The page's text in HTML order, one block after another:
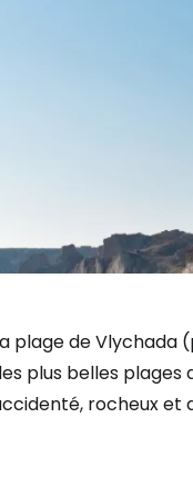
plage de Vlychada
plus belles
rocheux et